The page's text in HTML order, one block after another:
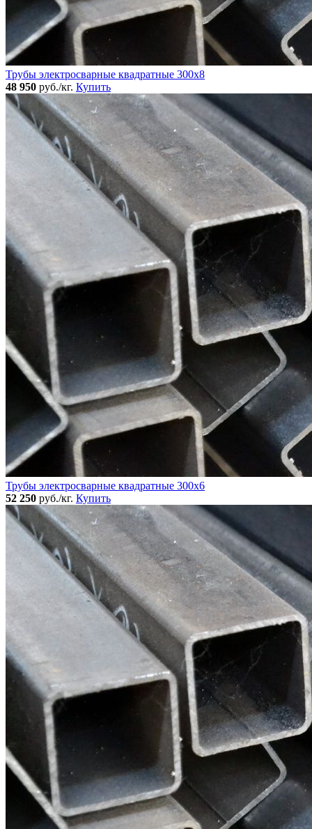
Трубы электросварные квадратные 300x8
48 950 руб./кг. Купить
Трубы электросварные квадратные 300x6
52 250 руб./кг. Купить